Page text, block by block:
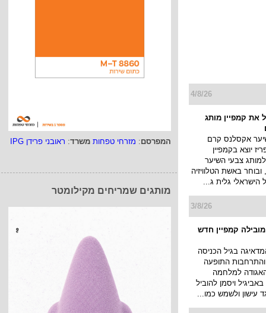
המפרסם: מזרחי טפחות משרד: ראובני פרידן IPG
מותגים שמריחים מקילומטר
4/8/26
את קמפיין מותג
אקסלנס קרם
יוצא בקמפיין
למותג צבעי השיער
באשת הטלוויזיה
הישראלי גלית ג...
3/8/26
מובילה קמפיין חדש
בגיל הכניסה
והתרחבות התופעה
למלחמה
ויסמן להוביל
עישון ולשמש כמו...